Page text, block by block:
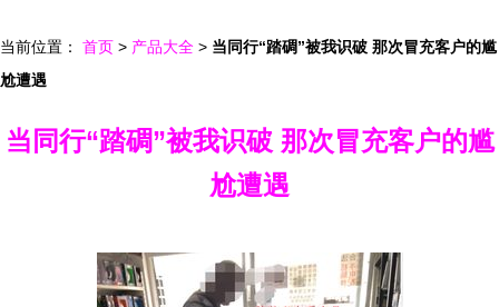
当前位置： 首页 > 产品大全 > 当同行“踏碉”被我识破 那次冒充客户的尴
尬遭遇
当同行“踏碉”被我识破 那次冒充客户的尴
尬遭遇